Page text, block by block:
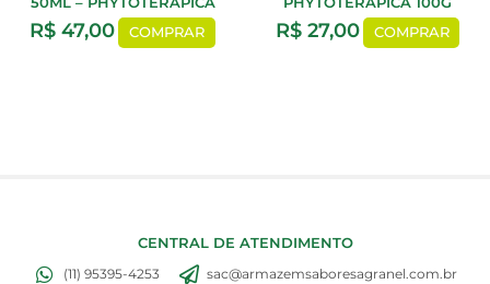
R$ 47,00 COMPRAR R$27,00 COMPRAR
CENTRAL DE ATENDIMENTO
(11) 95395-4253 sac@armazemsaboresagranel.com.br